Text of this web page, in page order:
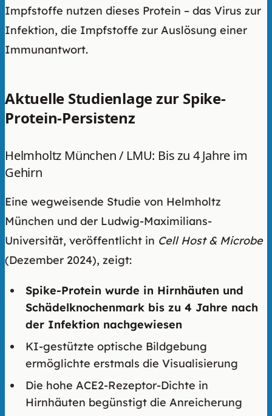
Impfstoffe nutzen dieses Protein – das Virus zur
Infektion, die Impfstoffe zur Auslösung einer
Immunantwort.
Aktuelle Studienlage zur Spike-
Protein-Persistenz
Helmholtz München / LMU: Bis zu 4 Jahre im
Gehirn
Eine wegweisende Studie von Helmholtz
München und der Ludwig-Maximilians-
Universität, veröffentlicht in Cell Host & Microbe
(Dezember 2024), zeigt:
Spike-Protein wurde in Hirnhäuten und
Schädelknochenmark bis zu 4 Jahre nach
der Infektion nachgewiesen
KI-gestützte optische Bildgebung
ermöglichte erstmals die Visualisierung
Die hohe ACE2-Rezeptor-Dichte in
Hirnhäuten begünstigt die Anreicherung